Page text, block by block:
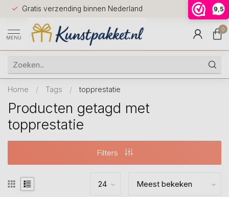
9,5
Gratis verzending binnen Nederland
Voor
huis
9.5
MENU
0
Home / Tags / topprestatie
Producten getagd met
topprestatie
Filters